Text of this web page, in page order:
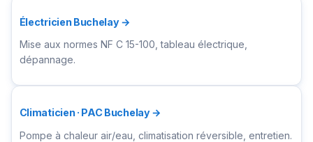
Électricien Buchelay →
Mise aux normes NF C 15-100, tableau électrique,
dépannage.
Climaticien · PAC Buchelay →
Pompe à chaleur air/eau, climatisation réversible, entretien.